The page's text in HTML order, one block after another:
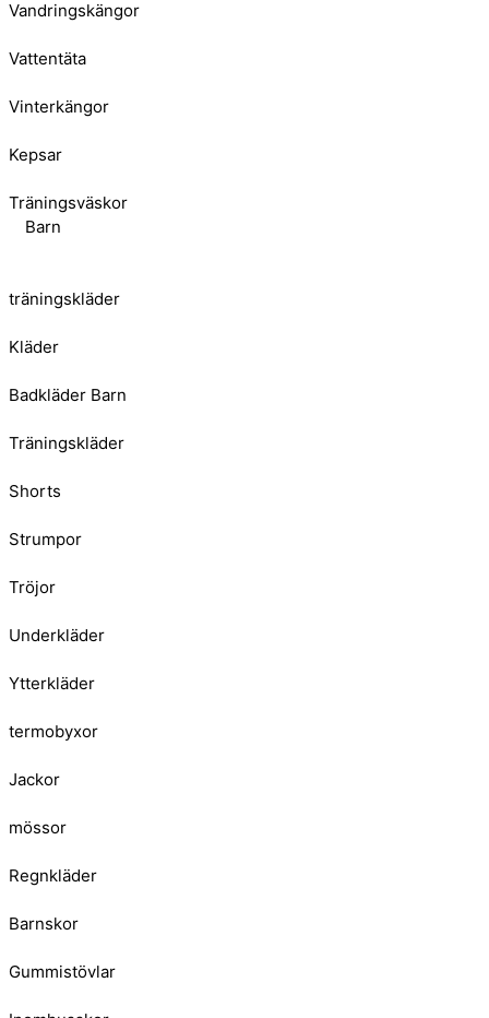
Vandringskängor
Vattentäta
Vinterkängor
Kepsar
Träningsväskor
Barn
träningskläder
Kläder
Badkläder Barn
Träningskläder
Shorts
Strumpor
Tröjor
Underkläder
Ytterkläder
termobyxor
Jackor
mössor
Regnkläder
Barnskor
Gummistövlar